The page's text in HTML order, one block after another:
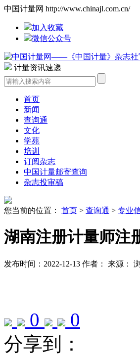
中国计量网 http://www.chinajl.com.cn/
加入收藏
微信公众号
计量资讯速递
首页
新闻
查询通
文化
学苑
培训
订阅杂志
中国计量邮寄查询
杂志投审稿
您当前的位置： 首页 > 查询通 > 专业
湖南注册计量师注
发布时间：2022-12-13 作者： 来源：
0
0
分享到：